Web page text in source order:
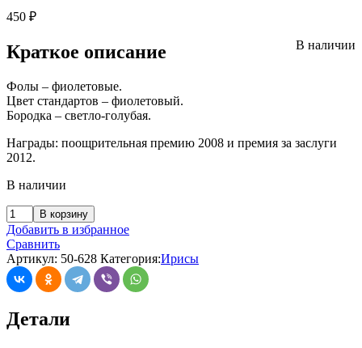
450 ₽
В наличии
Краткое описание
Фолы – фиолетовые.
Цвет стандартов – фиолетовый.
Бородка – светло-голубая.
Награды: поощрительная премию 2008 и премия за заслуги
2012.
В наличии
В корзину
Добавить в избранное
Сравнить
Артикул: 50-628 Категория:Ирисы
Детали